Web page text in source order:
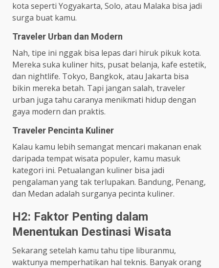
kota seperti Yogyakarta, Solo, atau Malaka bisa jadi
surga buat kamu.
Traveler Urban dan Modern
Nah, tipe ini nggak bisa lepas dari hiruk pikuk kota.
Mereka suka kuliner hits, pusat belanja, kafe estetik,
dan nightlife. Tokyo, Bangkok, atau Jakarta bisa
bikin mereka betah. Tapi jangan salah, traveler
urban juga tahu caranya menikmati hidup dengan
gaya modern dan praktis.
Traveler Pencinta Kuliner
Kalau kamu lebih semangat mencari makanan enak
daripada tempat wisata populer, kamu masuk
kategori ini. Petualangan kuliner bisa jadi
pengalaman yang tak terlupakan. Bandung, Penang,
dan Medan adalah surganya pecinta kuliner.
H2: Faktor Penting dalam
Menentukan Destinasi Wisata
Sekarang setelah kamu tahu tipe liburanmu,
waktunya memperhatikan hal teknis. Banyak orang